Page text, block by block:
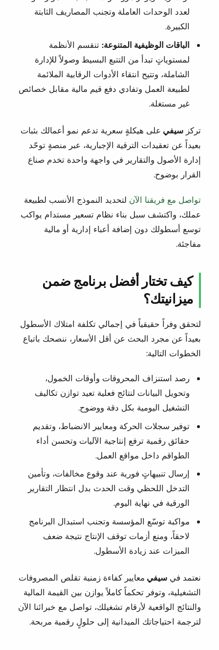
لعدد الوحدات العاملة وتجنب المصاريف الثابتة
الكبيرة.
الباقات الوظيفية المتنوعة: تنقسم الأنظمة
لمستوياتٍ تبدأ من التتبع البسيط وصولاً للإدارة
الشاملة، وتتيح انتقاء الأدوات الرقابية الملائمة
لطبيعة العمل وتفادي دفع قيم مالية مقابل خصائص
غير مستغلة.
تركز سيفي على هيكلةٍ سعرية تدعم نمو أعمالك بثبات
بعيداً عن تعقيدات الترقية الإجبارية، عبر منصةٍ توحّد
إدارة الأصول والتقارير في واجهة واحدة تخدم صناع
القرار بوضوح.
تواصل مع فريقنا الآن لتحديد النموذج الأنسب لطبيعة
عملك، واكتشف سبل بناء نظام تسعير مستدام يواكب
توسع أسطولك دون إضافة أعباء إدارية أو مالية
مفاجئة.
كيف تختار أفضل برنامج ضمن
ميزانيتك؟
لتحقق وفراً حقيقياً في إجمالي تكلفة امتلاك الأسطول
بعيداً عن مجرد البحث عن أقل الأسعار، ننصحك باتباع
الخطوات التالية:
رصد استنزاف المحروقات وأوقات الخمول،
وتحويل البيانات لنتائج فعلية تعيد توازن تكاليف
التشغيل اليومية بكل دقة ووضوح.
توفير سجلات الحركة ومعايير الانضباط، وتقديم
حقائق رقمية ترفع إنتاجية الآليات وتحسن أداء
الطواقم داخل مواقع العمل.
إرسال تنبيهاتٍ فورية عند وقوع مخالفات، وتأمين
التدخل اللحظي وقت الحدث بدل انتظار التقارير
الورقية في نهاية اليوم.
مواكبة توسّع المؤسسة وتجنب استبدال البرنامج
لاحقاً، ومنع أزمات توقف الإنتاج نتيجة ضعف
الميزات عند زيادة الأسطول.
نعتمد في سيفي معايير كفاءة زمنية تقلص المصروفات
التشغيلية، وتوفر تحكماً كاملاً يوازن بين القيمة المالية
والنتائج الواقعية لأرقام تشغيلك، تواصل مع خبرائنا الآن
لترجمة احتياجاتك الميدانية إلى حلولٍ رقمية مربحة.